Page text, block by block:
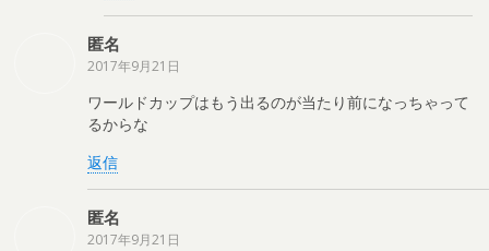
匿名
2017年9月21日
ワールドカップはもう出るのが当たり前になっちゃって
るからな
返信
匿名
2017年9月21日